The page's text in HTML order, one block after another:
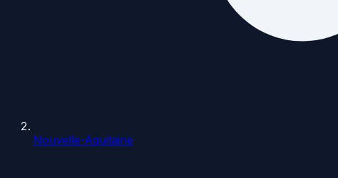
Nouvelle-Aquitaine